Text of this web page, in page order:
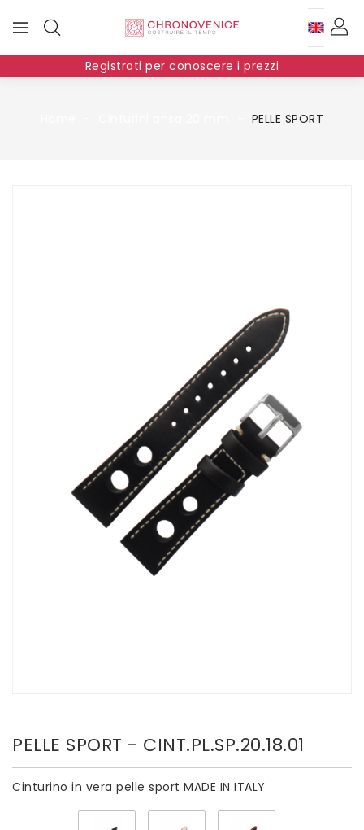
Registrati per conoscere i prezzi
PELLE SPORT
PELLE SPORT - CINT.PL.SP.20.18.01
Cinturino in vera pelle sport MADE IN ITALY